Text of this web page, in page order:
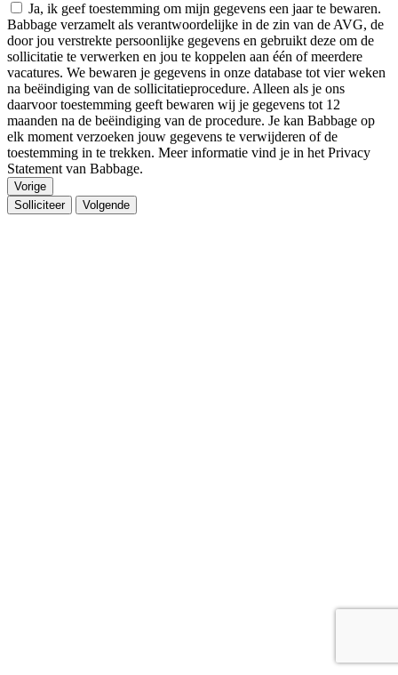
Ja, ik geef toestemming om mijn gegevens een jaar te bewaren.
Babbage verzamelt als verantwoordelijke in de zin van de AVG, de
door jou verstrekte persoonlijke gegevens en gebruikt deze om de
sollicitatie te verwerken en jou te koppelen aan één of meerdere
vacatures. We bewaren je gegevens in onze database tot vier weken
na beëindiging van de sollicitatieprocedure. Alleen als je ons
daarvoor toestemming geeft bewaren wij je gegevens tot 12
maanden na de beëindiging van de procedure. Je kan Babbage op
elk moment verzoeken jouw gegevens te verwijderen of de
toestemming in te trekken. Meer informatie vind je in het Privacy
Statement van Babbage.
Vorige
Solliciteer
Volgende